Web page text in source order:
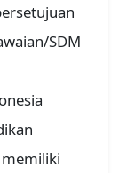
SDM